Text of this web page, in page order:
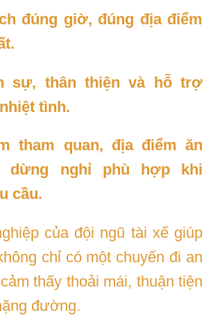
đúng giờ, đúng địa điểm
sự, thân thiện và hỗ trợ
tình.
tham quan, địa điểm ăn
dừng nghỉ phù hợp khi
cầu.
của đội ngũ tài xế giúp
chỉ có một chuyến đi an
thấy thoải mái, thuận tiện
đường.